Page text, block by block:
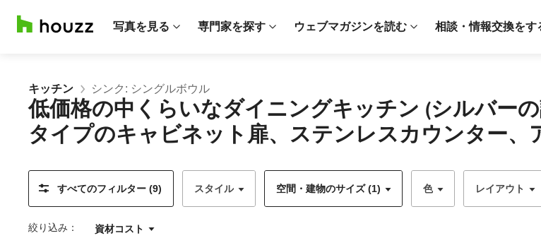
写真を見る 専門家を探す ウェブマガジンを読む 相談・情報交換をす
キッチン シンク: シングルボウル
低価格の中くらいなダイニングキッチン (シルバー
タイプのキャビネット扉、ステンレスカウンター
すべてのフィルター (9) スタイル 空間・建物のサイズ (1) 色 レイアウト
絞り込み： 資材コスト